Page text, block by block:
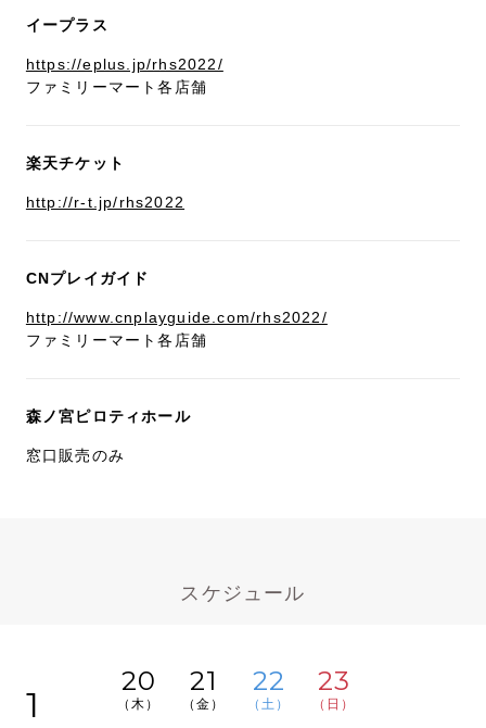
イープラス
https://eplus.jp/rhs2022/
ファミリーマート各店舗
楽天チケット
http://r-t.jp/rhs2022
CNプレイガイド
http://www.cnplayguide.com/rhs2022/
ファミリーマート各店舗
森ノ宮ピロティホール
窓口販売のみ
スケジュール
1
20
（木）
21
（金）
22
（土）
23
（日）